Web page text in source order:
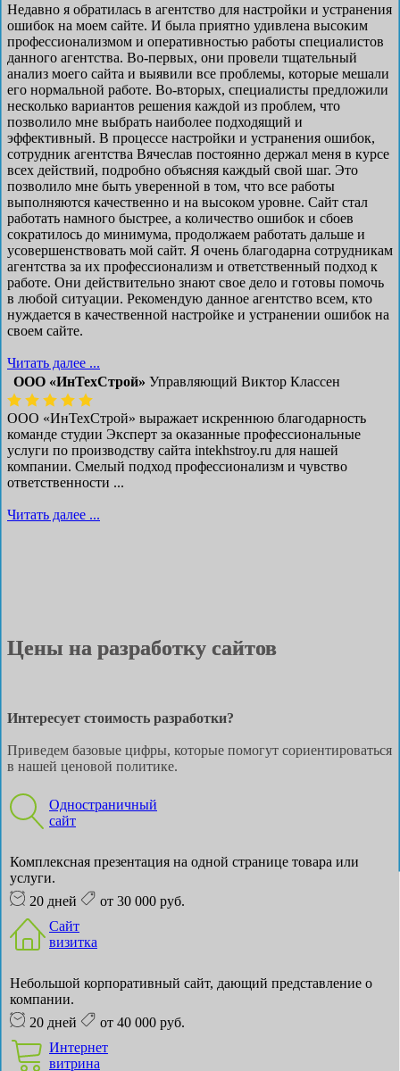
Недавно я обратилась в агентство для настройки и устранения
ошибок на моем сайте. И была приятно удивлена высоким
профессионализмом и оперативностью работы специалистов
данного агентства. Во-первых, они провели тщательный
анализ моего сайта и выявили все проблемы, которые мешали
его нормальной работе. Во-вторых, специалисты предложили
несколько вариантов решения каждой из проблем, что
позволило мне выбрать наиболее подходящий и
эффективный. В процессе настройки и устранения ошибок,
сотрудник агентства Вячеслав постоянно держал меня в курсе
всех действий, подробно объясняя каждый свой шаг. Это
позволило мне быть уверенной в том, что все работы
выполняются качественно и на высоком уровне. Сайт стал
работать намного быстрее, а количество ошибок и сбоев
сократилось до минимума, продолжаем работать дальше и
усовершенствовать мой сайт. Я очень благодарна сотрудникам
агентства за их профессионализм и ответственный подход к
работе. Они действительно знают свое дело и готовы помочь
в любой ситуации. Рекомендую данное агентство всем, кто
нуждается в качественной настройке и устранении ошибок на
своем сайте.
Читать далее ...
ООО «ИнТехСтрой» Управляющий Виктор Классен
ООО «ИнТехСтрой» выражает искреннюю благодарность
команде студии Эксперт за оказанные профессиональные
услуги по производству сайта intekhstroy.ru для нашей
компании. Смелый подход профессионализм и чувство
ответственности ...
Читать далее ...
Цены на разработку сайтов
Интересует стоимость разработки?
Приведем базовые цифры, которые помогут сориентироваться
в нашей ценовой политике.
Одностраничный
сайт
Комплексная презентация на одной странице товара или
услуги.
20 дней
от 30 000 руб.
Сайт
визитка
Небольшой корпоративный сайт, дающий представление о
компании.
20 дней
от 40 000 руб.
Интернет
витрина